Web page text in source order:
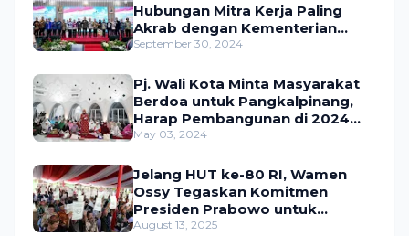
Hubungan Mitra Kerja Paling
Akrab dengan Kementerian
ATR/BPN
September 30, 2024
Pj. Wali Kota Minta Masyarakat
Berdoa untuk Pangkalpinang,
Harap Pembangunan di 2024
Berjalan Lancar
May 03, 2024
Jelang HUT ke-80 RI, Wamen
Ossy Tegaskan Komitmen
Presiden Prabowo untuk
Menyejahterakan Rakyat
August 13, 2025